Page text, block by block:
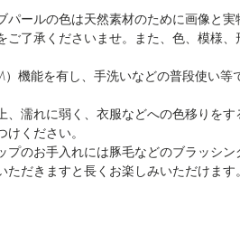
ールの色は天然素材のために画像と
ご了承くださいませ。また、色、模様
機能を有し、手洗いなどの普段使い等
濡れに弱く、衣服などへの色移りを
けください。
のお手入れには豚毛などのブラッシ
ただきますと長くお楽しみいただけます。